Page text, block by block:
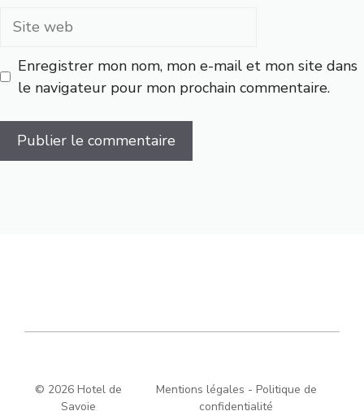
Site
Enregistrer mon nom, mon e-mail et mon site dans
le navigateur pour mon prochain commentaire.
© 2026 Hotel de
Savoie
Mentions légales - Politique de
confidentialité